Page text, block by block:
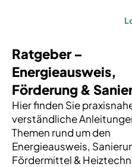
Ratgeber –
Energieausweis,
Förderung &
Hier finden Sie
verständliche
Themen rund um den
Energieausweis,
Fördermittel &